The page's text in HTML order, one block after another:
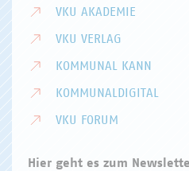
VKU AKADEMIE
VKU VERLAG
KOMMUNAL KANN
KOMMUNALDIGITAL
VKU FORUM
Hier geht es zum